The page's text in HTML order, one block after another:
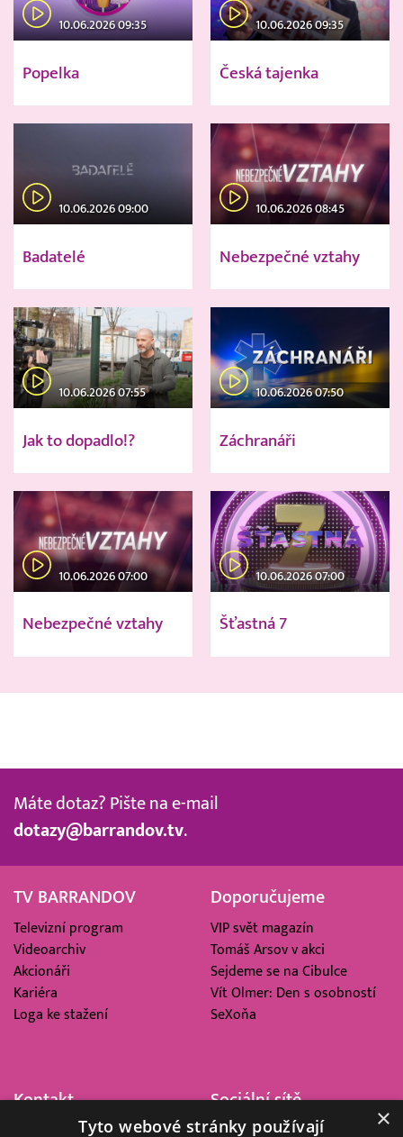
10.06.2026 09:35
Popelka
10.06.2026 09:35
Česká tajenka
10.06.2026 09:00
Badatelé
10.06.2026 08:45
Nebezpečné vztahy
10.06.2026 07:55
Jak to dopadlo!?
10.06.2026 07:50
Záchranáři
10.06.2026 07:00
Nebezpečné vztahy
10.06.2026 07:00
Šťastná 7
Máte dotaz? Pište na e-mail
dotazy@barrandov.tv.
TV BARRANDOV
Televizní program
Videoarchiv
Akcionáři
Kariéra
Loga ke stažení
Doporučujeme
VIP svět magazín
Tomáš Arsov v akci
Sejdeme se na Cibulce
Vít Olmer: Den s osobností
SeXoňa
Kontakt
Barrandov Televizní Studio,
Sociální sítě
×
Tyto webové stránky používají